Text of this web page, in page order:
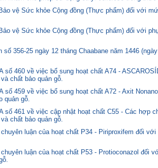
vệ Sức khỏe Cộng đồng (Thực phẩm) đối với
vệ Sức khỏe Cộng đồng (Thực phẩm) đối với
356-25 ngày 12 tháng Chaabane năm 1446
460 về việc bổ sung hoạt chất A74 -
chất bảo quản gỗ.
459 về việc bổ sung hoạt chất A72 - Axit
quản gỗ.
461 về việc cập nhật hoạt chất C55 - Các hợp
chất bảo quản gỗ.
luận của hoạt chất P34 - Piriproxifem đối
luận của hoạt chất P53 - Protioconazol đối